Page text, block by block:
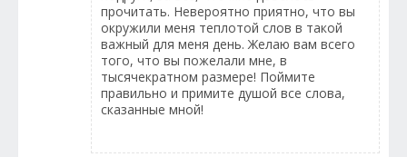
прочитать. Невероятно приятно, что вы
окружили меня теплотой слов в такой
важный для меня день. Желаю вам всего
того, что вы пожелали мне, в
тысячекратном размере! Поймите
правильно и примите душой все слова,
сказанные мной!